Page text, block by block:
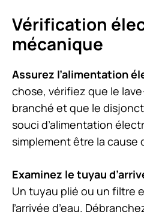
Vérification
mécanique
Assurez l’alimentation
chose, vérifiez que le
branché et que le
souci d’alimentation
simplement être la cause
Examinez le tuyau
Un tuyau plié ou un filtre
l’arrivée d’eau.